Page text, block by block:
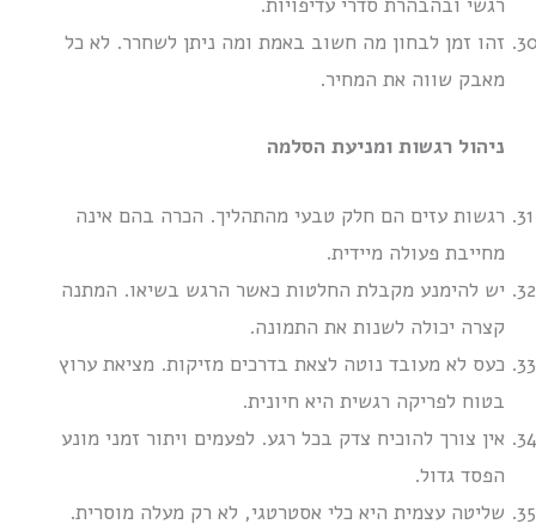
זהו זמן לבחון מה חשוב באמת ומה ניתן לשחרר. לא כל
מאבק שווה את המחיר.
ניהול רגשות ומניעת הסלמה
רגשות עזים הם חלק טבעי מהתהליך. הכרה בהם אינה
מחייבת פעולה מיידית.
יש להימנע מקבלת החלטות כאשר הרגש בשיאו. המתנה
קצרה יכולה לשנות את התמונה.
כעס לא מעובד נוטה לצאת בדרכים מזיקות. מציאת ערוץ
בטוח לפריקה רגשית היא חיונית.
אין צורך להוכיח צדק בכל רגע. לפעמים ויתור זמני מונע
הפסד גדול.
שליטה עצמית היא כלי אסטרטגי, לא רק מעלה מוסרית.